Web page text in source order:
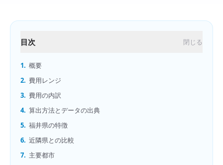
目次 閉じる
1. 概要
2. 費用レンジ
3. 費用の内訳
4. 算出方法とデータの出典
5. 福井県の特徴
6. 近隣県との比較
7. 主要都市